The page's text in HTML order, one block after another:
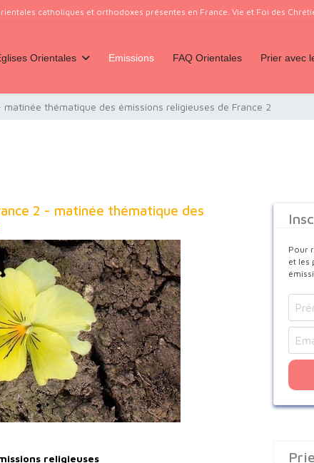
catholiques et orthodoxes présentes en France. Vie et Foi des
Orientales Emissions FAQ Orientales Prier avec
thématique des émissions religieuses de France 2
2 - matinée thématique des
religieuses
Pour
et les